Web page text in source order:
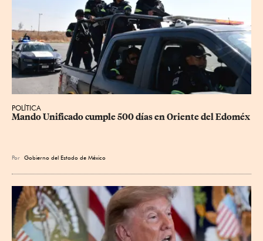
POLÍTICA
Mando Unificado cumple 500 días en Oriente del Edoméx
Por Gobierno del Estado de México